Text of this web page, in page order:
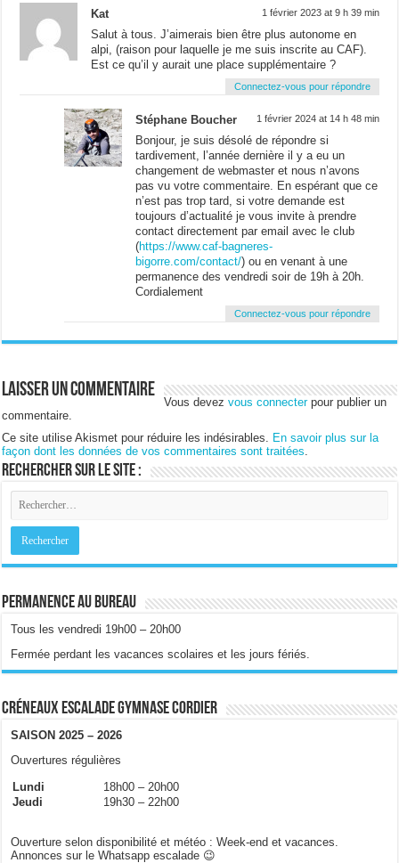
Kat 1 février 2023 at 9 h 39 min
Salut à tous. J’aimerais bien être plus autonome en
alpi, (raison pour laquelle je me suis inscrite au CAF).
Est ce qu’il y aurait une place supplémentaire ?
Connectez-vous pour répondre
Stéphane Boucher 1 février 2024 at 14 h 48 min
Bonjour, je suis désolé de répondre si
tardivement, l’année dernière il y a eu un
changement de webmaster et nous n’avons
pas vu votre commentaire. En espérant que ce
n’est pas trop tard, si votre demande est
toujours d’actualité je vous invite à prendre
contact directement par email avec le club
(https://www.caf-bagneres-
bigorre.com/contact/) ou en venant à une
permanence des vendredi soir de 19h à 20h.
Cordialement
Connectez-vous pour répondre
Laisser un commentaire
Vous devezvous connecterpour publier un
commentaire.
Ce site utilise Akismet pour réduire les indésirables.
En savoir plus sur la
façon dont les données de vos commentaires sont traitées
Rechercher sur le site :
Permanence au bureau
Tous les vendredi 19h00 – 20h00
Fermée perdant les vacances scolaires et les jours fériés.
Créneaux escalade gymnase Cordier
SAISON 2025 – 2026
Ouvertures régulières
Lundi
18h00 – 20h00
Jeudi
19h30 – 22h00
Ouverture selon disponibilité et météo : Week-end et vacances.
Annonces sur le Whatsapp escalade 😉